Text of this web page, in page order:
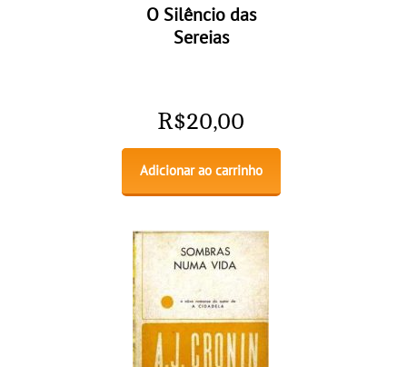
O Silêncio das
Sereias
R$20,00
Adicionar ao carrinho